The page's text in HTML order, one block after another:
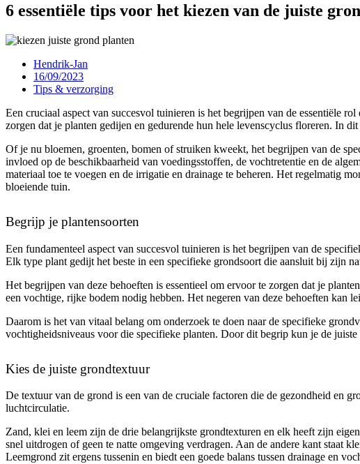
6 essentiële tips voor het kiezen van de juiste
Hendrik-Jan
16/09/2023
Tips & verzorging
Een cruciaal aspect van succesvol tuinieren is het begrijpen van de essentiële
zorgen dat je planten gedijen en gedurende hun hele levenscyclus floreren. In
Of je nu bloemen, groenten, bomen of struiken kweekt, het begrijpen van de
invloed op de beschikbaarheid van voedingsstoffen, de vochtretentie en de
materiaal toe te voegen en de irrigatie en drainage te beheren. Het regelmatig
bloeiende tuin.
Begrijp je plantensoorten
Een fundamenteel aspect van succesvol tuinieren is het begrijpen van de
Elk type plant gedijt het beste in een specifieke grondsoort die aansluit bij zijn
Het begrijpen van deze behoeften is essentieel om ervoor te zorgen dat je
een vochtige, rijke bodem nodig hebben. Het negeren van deze behoeften kan
Daarom is het van vitaal belang om onderzoek te doen naar de specifieke
vochtigheidsniveaus voor die specifieke planten. Door dit begrip kun je de
Kies de juiste grondtextuur
De textuur van de grond is een van de cruciale factoren die de gezondheid en
luchtcirculatie.
Zand, klei en leem zijn de drie belangrijkste grondtexturen en elk heeft zijn
snel uitdrogen of geen te natte omgeving verdragen. Aan de andere kant staat
Leemgrond zit ergens tussenin en biedt een goede balans tussen drainage en